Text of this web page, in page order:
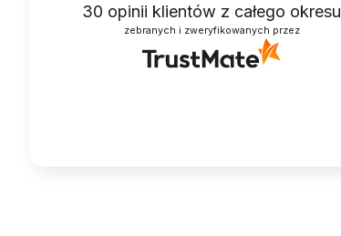
30 opinii klientów z całego okresu
zebranych i zweryfikowanych przez